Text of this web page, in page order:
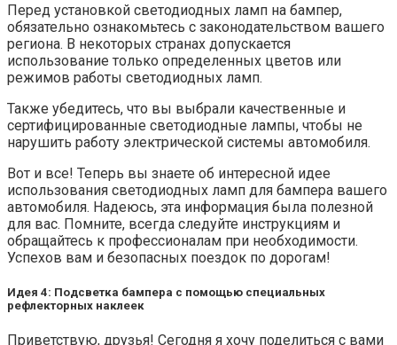
Перед установкой светодиодных ламп на бампер,
обязательно ознакомьтесь с законодательством вашего
региона. В некоторых странах допускается
использование только определенных цветов или
режимов работы светодиодных ламп.
Также убедитесь, что вы выбрали качественные и
сертифицированные светодиодные лампы, чтобы не
нарушить работу электрической системы автомобиля.
Вот и все! Теперь вы знаете об интересной идее
использования светодиодных ламп для бампера вашего
автомобиля. Надеюсь, эта информация была полезной
для вас. Помните, всегда следуйте инструкциям и
обращайтесь к профессионалам при необходимости.
Успехов вам и безопасных поездок по дорогам!
Идея 4: Подсветка бампера с помощью специальных
рефлекторных наклеек
Приветствую, друзья! Сегодня я хочу поделиться с вами